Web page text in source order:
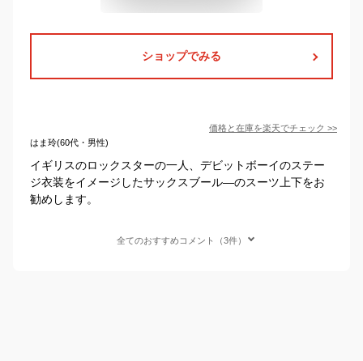
ショップでみる
価格と在庫を楽天でチェック >>
はま玲(60代・男性)
イギリスのロックスターの一人、デビットボーイのステー
ジ衣装をイメージしたサックスブール―のスーツ上下をお
勧めします。
全てのおすすめコメント（3件）